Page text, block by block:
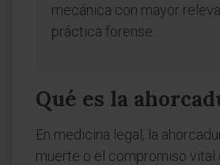
mecánica con mayor
práctica forense.
Qué es la
En medicina legal, la
muerte o el compromiso vital